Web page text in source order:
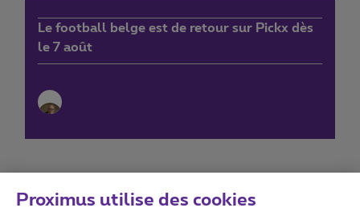
Le football belge est de retour sur Pickx dès
le 7 août
Proximus utilise des cookies